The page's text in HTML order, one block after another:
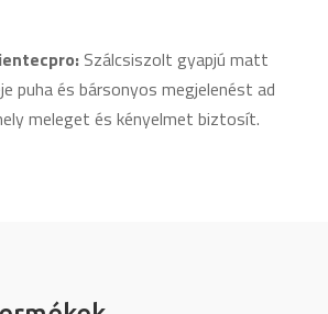
Szálcsiszolt gyapjú matt
puha és bársonyos megjelenést ad
meleget és kényelmet biztosít.